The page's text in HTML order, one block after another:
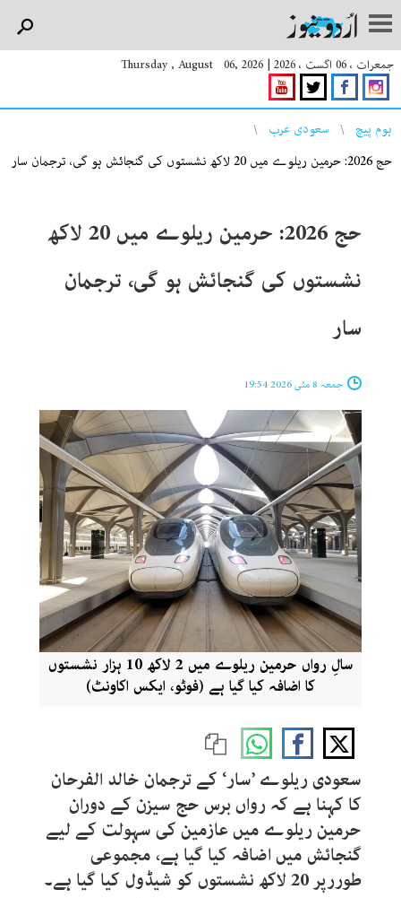
جمعرات ، 06 اگست ، 2026 |
Thursday , August 06, 2026
You are here
ہوم پیچ
سعودی عرب
حج 2026: حرمین ریلوے میں 20 لاکھ نشستوں کی گنجائش ہو گی، ترجمان سار
حج 2026: حرمین ریلوے میں 20 لاکھ
نشستوں کی گنجائش ہو گی، ترجمان
سار
جمعہ 8 مئی 2026 19:54
سالِ رواں حرمین ریلوے میں 2 لاکھ 10 ہزار نشستوں
کا اضافہ کیا گیا ہے (فوٹو، ایکس اکاونٹ)
سعودی ریلوے ’سار‘ کے ترجمان خالد الفرحان
کا کہنا ہے کہ رواں برس حج سیزن کے دوران
حرمین ریلوے میں عازمین کی سہولت کے لیے
گنجائش میں اضافہ کیا گیا ہے، مجموعی
طوررپر 20 لاکھ نشستوں کو شیڈول کیا گیا ہے۔